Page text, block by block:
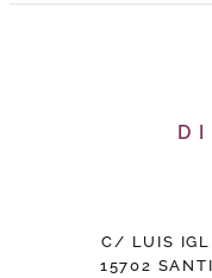
C/ LUIS
15702